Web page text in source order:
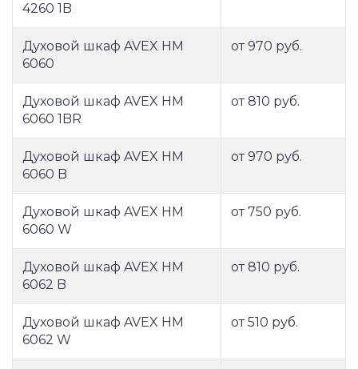
4260 1B
Духовой шкаф AVEX HM
6060
от 970 руб.
Духовой шкаф AVEX HM
6060 1BR
от 810 руб.
Духовой шкаф AVEX HM
6060 B
от 970 руб.
Духовой шкаф AVEX HM
6060 W
от 750 руб.
Духовой шкаф AVEX HM
6062 B
от 810 руб.
Духовой шкаф AVEX HM
6062 W
от 510 руб.